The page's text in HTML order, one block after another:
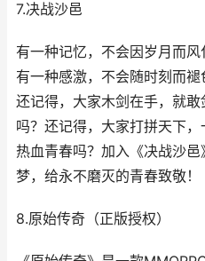
7.决战沙邑
有一种记忆，不会因岁月而风
有一种感激，不会随时刻而褪
还记得，大家木剑在手，就
吗？还记得，大家打拼天下
热血青春吗？加入《决战沙
梦，给永不磨灭的青春致敬！
8.原始传奇（正版授权）